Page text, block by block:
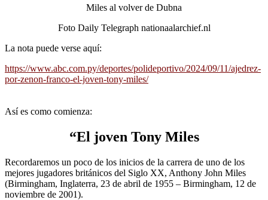
Miles al volver de Dubna
Foto Daily Telegraph nationaalarchief.nl
La nota puede verse aquí:
https://www.abc.com.py/deportes/polideportivo/2024/09/11/ajedrez-
por-zenon-franco-el-joven-tony-miles/
Así es como comienza:
“El joven Tony Miles
Recordaremos un poco de los inicios de la carrera de uno de los
mejores jugadores británicos del Siglo XX, Anthony John Miles
(Birmingham, Inglaterra, 23 de abril de 1955 – Birmingham, 12 de
noviembre de 2001).